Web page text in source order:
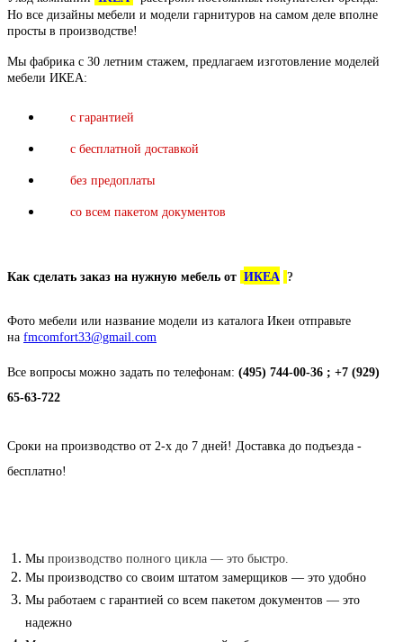
Но все дизайны мебели и модели гарнитуров на самом деле вполне
просты в производстве!
Мы фабрика с 30 летним стажем, предлагаем изготовление моделей
мебели ИКЕА:
с гарантией
с бесплатной доставкой
без предоплаты
со всем пакетом документов
Как сделать заказ на нужную мебель от ИКЕА ?
Фото мебели или название модели из каталога Икеи отправьте
на fmcomfort33@gmail.com
Все вопросы можно задать по телефонам: (495) 744-00-36 ; +7 (929)
65-63-722
Сроки на производство от 2-х до 7 дней! Доставка до подъезда -
бесплатно!
Мы производство полного цикла — это быстро.
Мы производство со своим штатом замерщиков — это удобно
Мы работаем с гарантией со всем пакетом документов — это
надежно